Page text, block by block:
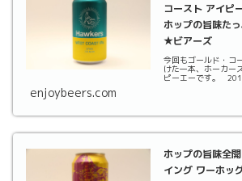
コースト アイピ
ホップの旨味た
★ビアーズ
今回もゴールド・コ
けた一本、ホーカー
ピーエーです。
enjoybeers.com
ホップの旨味全
イング ワーホッ